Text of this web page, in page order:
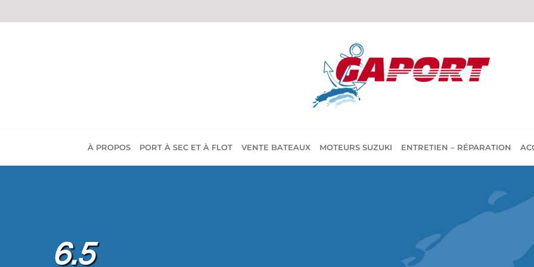
au
À PROPOS PORT À SEC ET À FLOT VENTE BATEAUX MOTEURS SUZUKI ENTRETIEN – RÉPARATION
6.5